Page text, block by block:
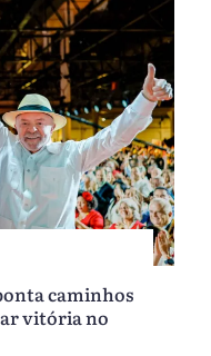
caminhos
vitória no